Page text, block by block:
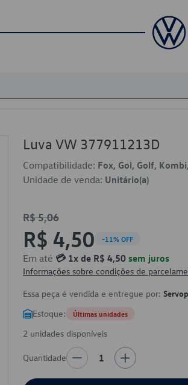
Luva VW 377911213D
Compatibilidade: Fox, Gol, Golf,
Unidade de venda: Unitário(a)
R$ 5,06
R$ 4,50 -11% OFF
Em até 💳 1x de R$ 4,50 sem juros
Informações sobre condições de
Essa peça é vendida e entregue por:
Estoque: Últimas unidades
2 unidades disponíveis
Quantidade 1